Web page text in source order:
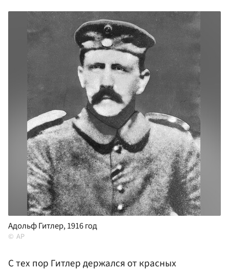
Адольф Гитлер, 1916 год
AP
С тех пор Гитлер держался от красных